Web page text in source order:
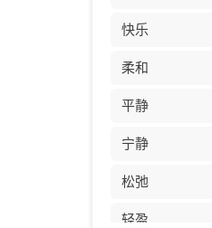
快乐
柔和
平静
宁静
松弛
轻盈